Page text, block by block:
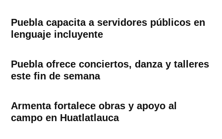
Puebla capacita a servidores públicos en
lenguaje incluyente
Puebla ofrece conciertos, danza y talleres
este fin de semana
Armenta fortalece obras y apoyo al
campo en Huatlatlauca